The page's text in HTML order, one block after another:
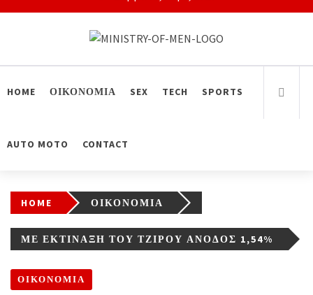
Ministry Of Men
HOME ΟΙΚΟΝΟΜΙΑ SEX TECH SPORTS
AUTO MOTO CONTACT
HOME ΟΙΚΟΝΟΜΙΑ
ΜΕ ΕΚΤΊΝΑΞΗ ΤΟΥ ΤΖΊΡΟΥ ΆΝΟΔΟΣ 1,54%
ΟΙΚΟΝΟΜΙΑ